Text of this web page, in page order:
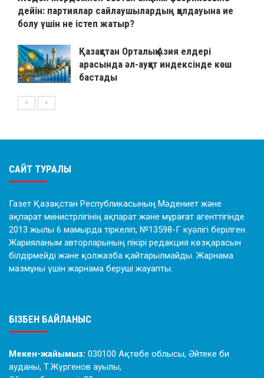
дейін: партиялар сайлаушылардың қолдауына ие
болу үшін не істеп жатыр?
Қазақстан Орталық Азия елдері
арасында әл-ауқат индексінде көш
бастады
САЙТ ТУРАЛЫ
Газет Қазақстан Республикасының Мәдениет және
ақпарат министрлігінің ақпарат және мұрағат агенттігінде
2013 жылы 6 мамырда тіркеліп, №13598-Г куәлігі берілген.
Жарияланым авторларының пікірі редакция көзқарасын
білдірмейді және қолжазба қайтарылмайды. Жарнама
мазмұны үшін жарнама беруші жауапты.
БІЗБЕН БАЙЛАНЫС
Мекен-жайымыз: 030100 Ақтөбе облысы, Әйтеке би
ауданы, Т.Жүргенов ауылы,